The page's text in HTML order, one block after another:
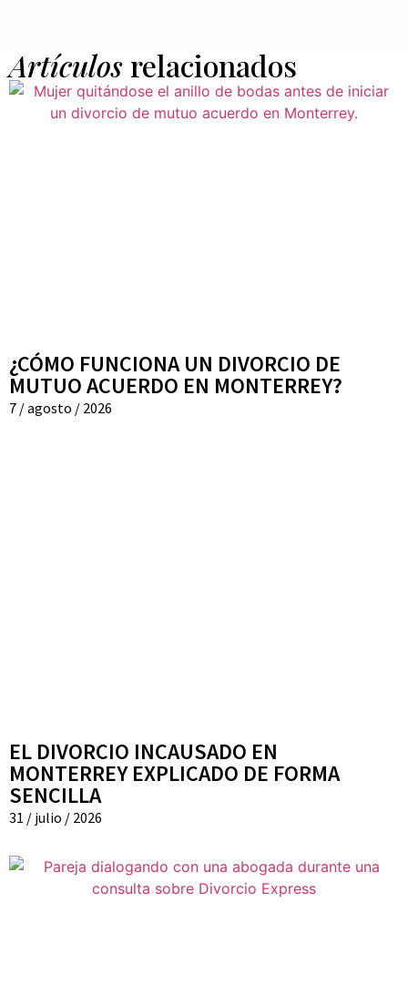
Artículosrelacionados
¿CÓMO FUNCIONA UN DIVORCIO DE
MUTUO ACUERDO EN MONTERREY?
7 / agosto / 2026
EL DIVORCIO INCAUSADO EN
MONTERREY EXPLICADO DE FORMA
SENCILLA
31 / julio / 2026